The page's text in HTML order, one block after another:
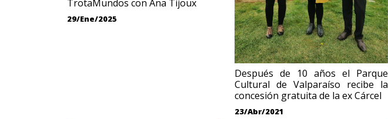
TrotaMundos con Ana Tijoux
29/Ene/2025
Después de 10 años el Parque
Cultural de Valparaíso recibe la
concesión gratuita de la ex Cárcel
23/Abr/2021